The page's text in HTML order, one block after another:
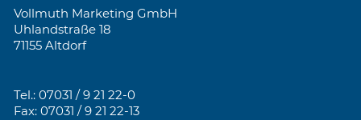
Vollmuth Marketing GmbH
Uhlandstraße 18
71155 Altdorf
Tel.: 07031 / 9 21 22-0
Fax: 07031 / 9 21 22-13